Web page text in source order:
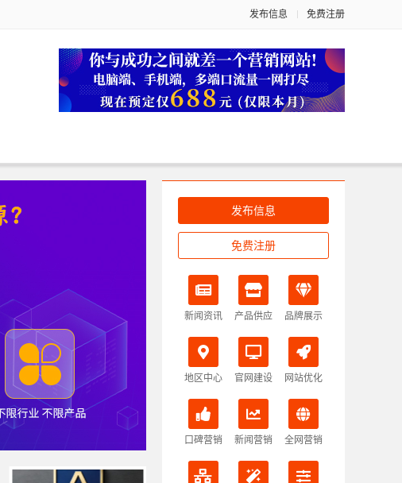
发布信息 免费注册
发布信息
免费注册
新闻资讯 产品供应 品牌展示
地区中心 官网建设 网站优化
口碑营销 新闻营销 全网营销